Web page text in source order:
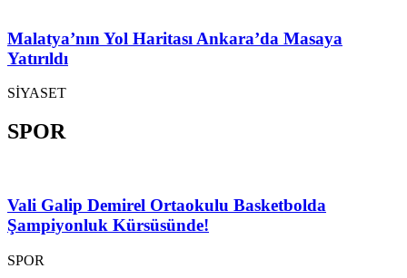
Malatya’nın Yol Haritası Ankara’da Masaya
Yatırıldı
SİYASET
SPOR
Vali Galip Demirel Ortaokulu Basketbolda
Şampiyonluk Kürsüsünde!
SPOR